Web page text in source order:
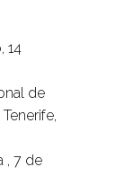
14
de
, 7 de